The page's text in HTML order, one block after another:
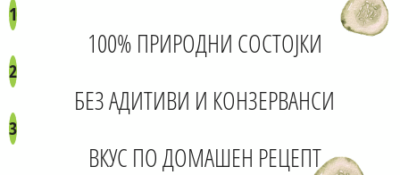
1
100% ПРИРОДНИ СОСТОЈКИ
2
БЕЗ АДИТИВИ И КОНЗЕРВАНСИ
3
ВКУС ПО ДОМАШЕН РЕЦЕПТ